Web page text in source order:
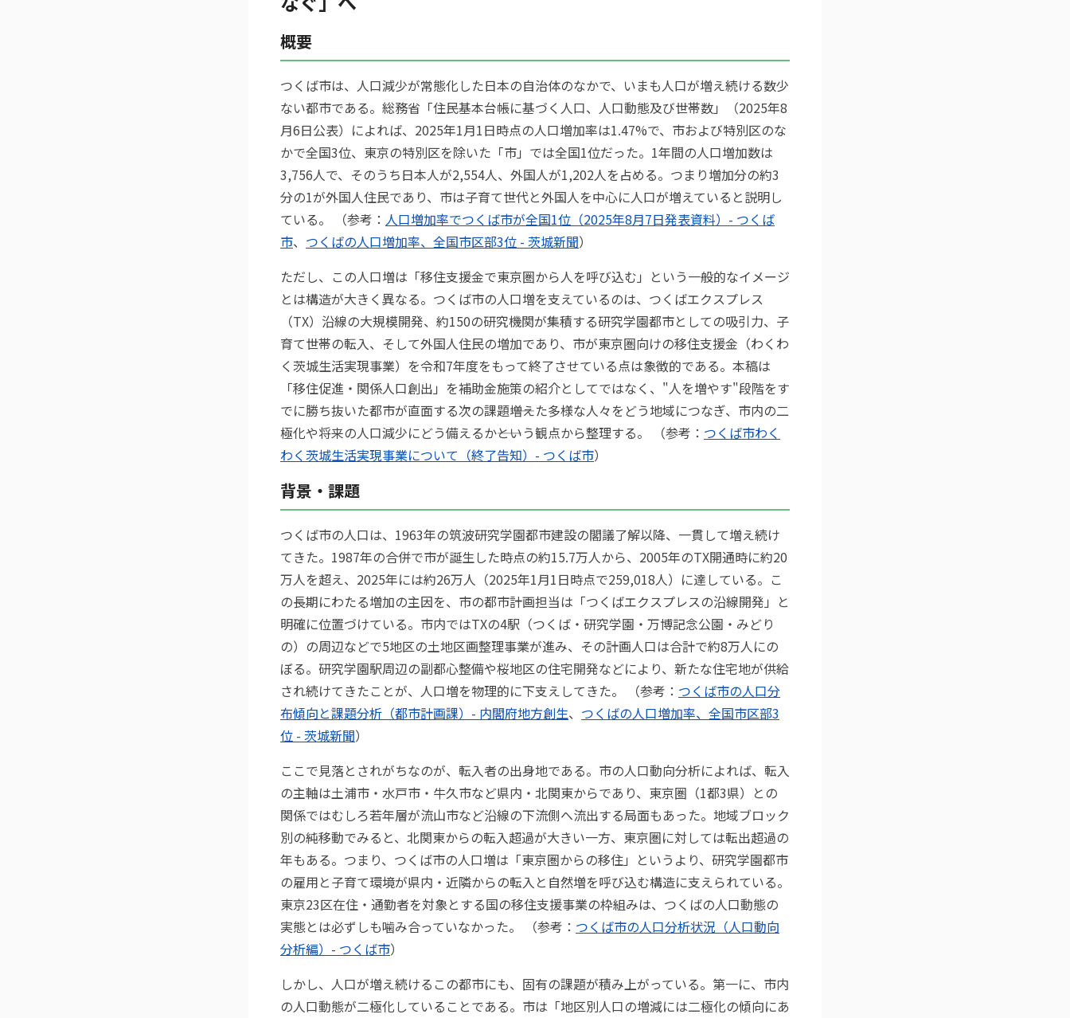
概要
つくば市は、人口減少が常態化した日本の自治体のなかで、いまも人口が増え続ける数少
ない都市である。総務省「住民基本台帳に基づく人口、人口動態及び世帯数」（2025年8
月6日公表）によれば、2025年1月1日時点の人口増加率は1.47%で、市および特別区のな
かで全国3位、東京の特別区を除いた「市」では全国1位だった。1年間の人口増加数は
3,756人で、そのうち日本人が2,554人、外国人が1,202人を占める。つまり増加分の約3
分の1が外国人住民であり、市は子育て世代と外国人を中心に人口が増えていると説明し
ている。 （参考： 人口増加率でつくば市が全国1位（2025年8月7日発表資料）- つくば
市、 つくばの人口増加率、全国市区部3位 - 茨城新聞）
ただし、この人口増は「移住支援金で東京圏から人を呼び込む」という一般的なイメージ
とは構造が大きく異なる。つくば市の人口増を支えているのは、つくばエクスプレス
（TX）沿線の大規模開発、約150の研究機関が集積する研究学園都市としての吸引力、子
育て世帯の転入、そして外国人住民の増加であり、市が東京圏向けの移住支援金（わくわ
く茨城生活実現事業）を令和7年度をもって終了させている点は象徴的である。本稿は
「移住促進・関係人口創出」を補助金施策の紹介としてではなく、"人を増やす"段階をす
でに勝ち抜いた都市が直面する次の課題――増えた多様な人々をどう地域につなぎ、市内の二
極化や将来の人口減少にどう備えるか――という観点から整理する。 （参考： つくば市わく
わく茨城生活実現事業について（終了告知）- つくば市）
背景・課題
つくば市の人口は、1963年の筑波研究学園都市建設の閣議了解以降、一貫して増え続け
てきた。1987年の合併で市が誕生した時点の約15.7万人から、2005年のTX開通時に約20
万人を超え、2025年には約26万人（2025年1月1日時点で259,018人）に達している。こ
の長期にわたる増加の主因を、市の都市計画担当は「つくばエクスプレスの沿線開発」と
明確に位置づけている。市内ではTXの4駅（つくば・研究学園・万博記念公園・みどり
の）の周辺などで5地区の土地区画整理事業が進み、その計画人口は合計で約8万人にの
ぼる。研究学園駅周辺の副都心整備や桜地区の住宅開発などにより、新たな住宅地が供給
され続けてきたことが、人口増を物理的に下支えしてきた。 （参考： つくば市の人口分
布傾向と課題分析（都市計画課）- 内閣府地方創生、 つくばの人口増加率、全国市区部3
位 - 茨城新聞）
ここで見落とされがちなのが、転入者の出身地である。市の人口動向分析によれば、転入
の主軸は土浦市・水戸市・牛久市など県内・北関東からであり、東京圏（1都3県）との
関係ではむしろ若年層が流山市など沿線の下流側へ流出する局面もあった。地域ブロック
別の純移動でみると、北関東からの転入超過が大きい一方、東京圏に対しては転出超過の
年もある。つまり、つくば市の人口増は「東京圏からの移住」というより、研究学園都市
の雇用と子育て環境が県内・近隣からの転入と自然増を呼び込む構造に支えられている。
東京23区在住・通勤者を対象とする国の移住支援事業の枠組みは、つくばの人口動態の
実態とは必ずしも噛み合っていなかった。 （参考： つくば市の人口分析状況（人口動向
分析編）- つくば市）
しかし、人口が増え続けるこの都市にも、固有の課題が積み上がっている。第一に、市内
の人口動態が二極化していることである。市は「地区別人口の増減には二極化の傾向にあ